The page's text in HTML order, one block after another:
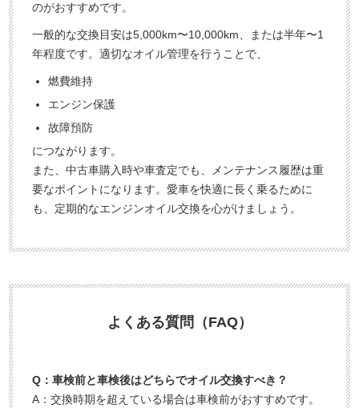
のがおすすめです。
一般的な交換目安は5,000km〜10,000km、または半年〜1
年程度です。適切なオイル管理を行うことで、
燃費維持
エンジン保護
故障預防
につながります。
また、中古車購入時や車査定でも、メンテナンス履歴は重
要なポイントになります。愛車を快適に長く乗るために
も、定期的なエンジンオイル交換を心がけましょう。
よくある質問（FAQ）
Q：車検前と車検後はどちらでオイル交換すべき？
A：交換時期を超えている場合は車検前がおすすめです。